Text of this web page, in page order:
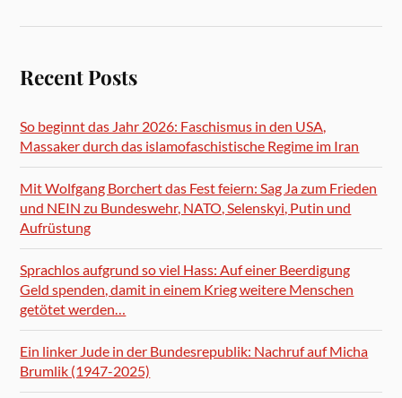
Recent Posts
So beginnt das Jahr 2026: Faschismus in den USA,
Massaker durch das islamofaschistische Regime im Iran
Mit Wolfgang Borchert das Fest feiern: Sag Ja zum Frieden
und NEIN zu Bundeswehr, NATO, Selenskyi, Putin und
Aufrüstung
Sprachlos aufgrund so viel Hass: Auf einer Beerdigung
Geld spenden, damit in einem Krieg weitere Menschen
getötet werden…
Ein linker Jude in der Bundesrepublik: Nachruf auf Micha
Brumlik (1947-2025)